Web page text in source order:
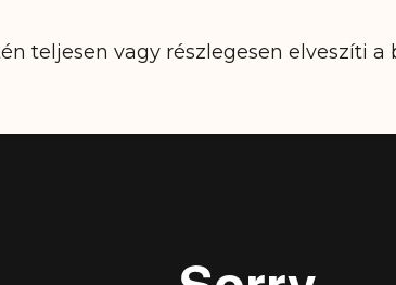
teljesen vagy részlegesen elveszíti